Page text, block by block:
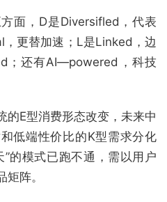
面，D是Diversifled，代表
更替加速；L是Linked，边
；还有AI—powered，科技
E型消费形态改变，未来中
低端性价比的K型需求分化
的模式已跑不通，需以用户
阵。